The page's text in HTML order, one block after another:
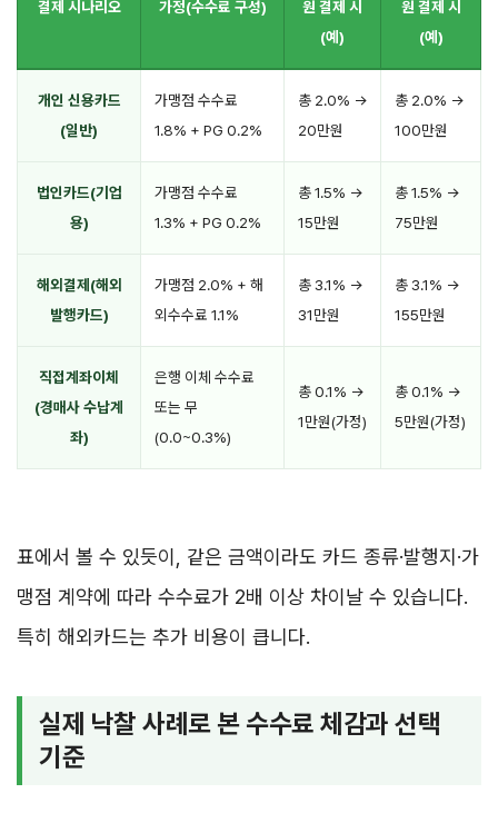
결제 시나리오 가정(수수료 구성)
원 결제 시
(예)
원 결제 시
(예)
개인 신용카드
(일반)
가맹점 수수료
1.8% + PG 0.2%
총 2.0% →
20만원
총 2.0% →
100만원
법인카드(기업
용)
가맹점 수수료
1.3% + PG 0.2%
총 1.5% →
15만원
총 1.5% →
75만원
해외결제(해외
발행카드)
가맹점 2.0% + 해
외수수료 1.1%
총 3.1% →
31만원
총 3.1% →
155만원
직접계좌이체
(경매사 수납계
좌)
은행 이체 수수료
또는 무
(0.0~0.3%)
총 0.1% →
1만원(가정)
총 0.1% →
5만원(가정)
표에서 볼 수 있듯이, 같은 금액이라도 카드 종류·발행지·가
맹점 계약에 따라 수수료가 2배 이상 차이날 수 있습니다.
특히 해외카드는 추가 비용이 큽니다.
실제 낙찰 사례로 본 수수료 체감과 선택
기준